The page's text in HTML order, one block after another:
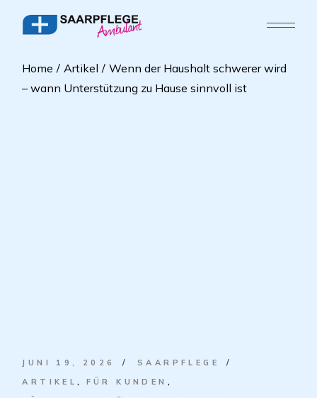
Home Artikel
Wenn der Haushalt schwerer wird
– wann Unterstützung zu Hause sinnvoll ist
JUNI 19, 2026
SAARPFLEGE
ARTIKEL
FÜR KUNDEN